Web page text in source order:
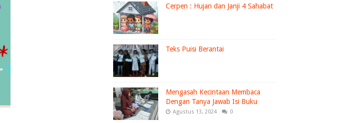
Cerpen : Hujan dan Janji 4 Sahabat
Teks Puisi Berantai
Mengasah Kecintaan Membaca
Dengan Tanya Jawab Isi Buku
Agustus 13, 2024 0